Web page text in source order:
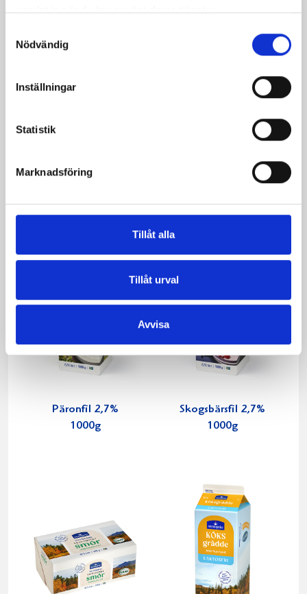
samlat in när du har använt deras tjänster.
Nödvändig
Inställningar
Statistik
Marknadsföring
Tillåt alla
Tillåt urval
Avvisa
1,5% laktosfri 3dl
Päronfil 2,7%
1000g
Skogsbärsfil 2,7%
1000g